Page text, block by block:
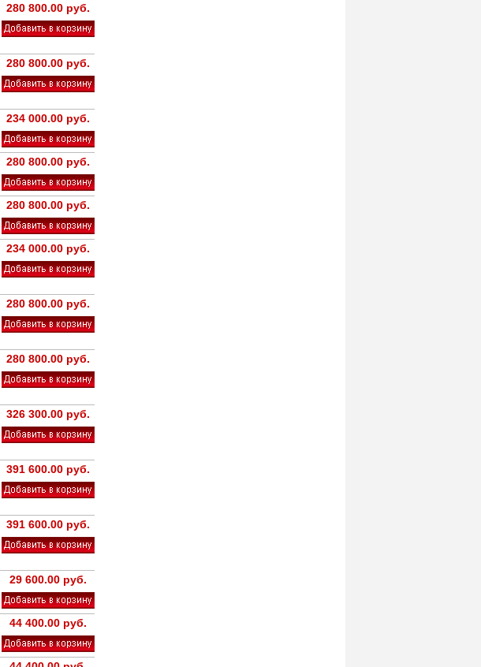
280 800.00 руб.
280 800.00 руб.
234 000.00 руб.
280 800.00 руб.
280 800.00 руб.
234 000.00 руб.
280 800.00 руб.
280 800.00 руб.
326 300.00 руб.
391 600.00 руб.
391 600.00 руб.
29 600.00 руб.
44 400.00 руб.